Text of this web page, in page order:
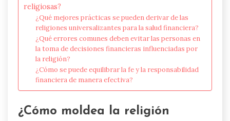
religiosas?
¿Qué mejores prácticas se pueden derivar de las
religiones universalizantes para la salud financiera?
¿Qué errores comunes deben evitar las personas en
la toma de decisiones financieras influenciadas por
la religión?
¿Cómo se puede equilibrar la fe y la responsabilidad
financiera de manera efectiva?
¿Cómo moldea la religión